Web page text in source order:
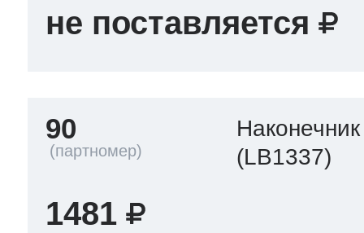
не поставляется
90
(LB1337)
1481